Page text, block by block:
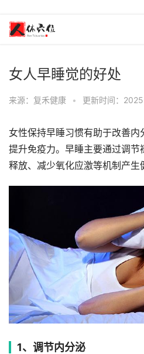
女人早睡觉的好处
来源：复禾健康 • 更新时间：
女性保持早睡习惯有助于改善内
提升免疫力。早睡主要通过调
释放、减少氧化应激等机制产生
1、调节内分泌